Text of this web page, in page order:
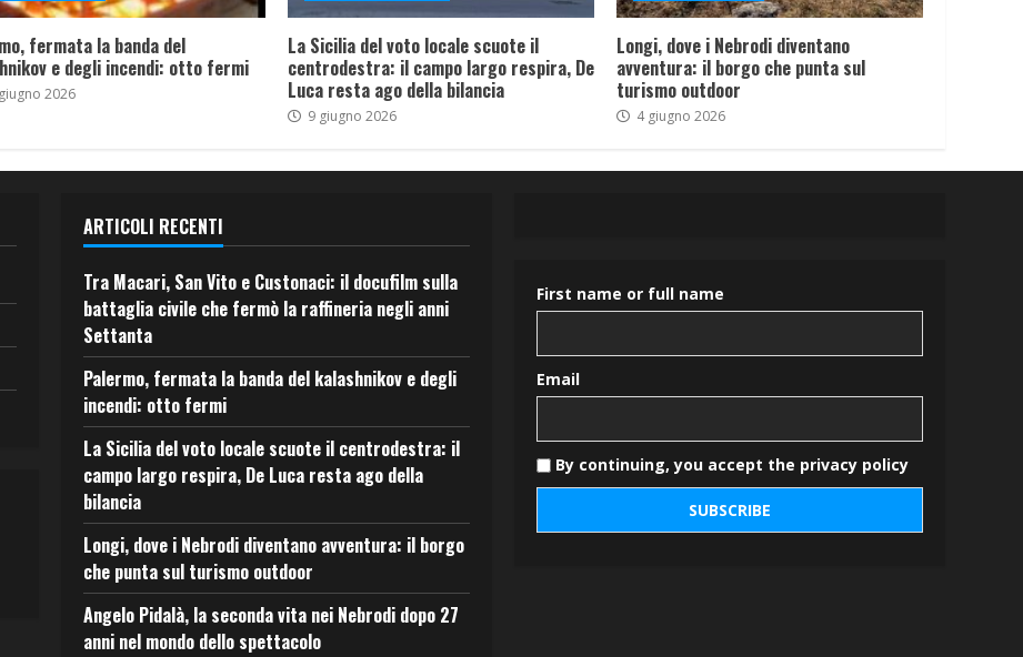
fermata la banda del
e degli incendi: otto fermi
2026
La Sicilia del voto locale scuote il
centrodestra: il campo largo respira, De
Luca resta ago della bilancia
9 giugno 2026
Longi, dove i Nebrodi diventano
avventura: il borgo che punta sul
turismo outdoor
4 giugno 2026
ARTICOLI RECENTI
Tra Macari, San Vito e Custonaci: il docufilm sulla
battaglia civile che fermò la raffineria negli anni
Settanta
Palermo, fermata la banda del kalashnikov e degli
incendi: otto fermi
La Sicilia del voto locale scuote il centrodestra: il
campo largo respira, De Luca resta ago della
bilancia
Longi, dove i Nebrodi diventano avventura: il borgo
che punta sul turismo outdoor
Angelo Pidalà, la seconda vita nei Nebrodi dopo 27
anni nel mondo dello spettacolo
First name or full name
Email
By continuing, you accept the privacy policy